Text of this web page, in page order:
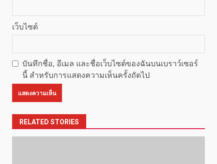
เว็บไซต์
บันทึกชื่อ, อีเมล และชื่อเว็บไซต์ของฉันบนเบราว์เซอร์
นี้ สำหรับการแสดงความเห็นครั้งถัดไป
RELATED STORIES